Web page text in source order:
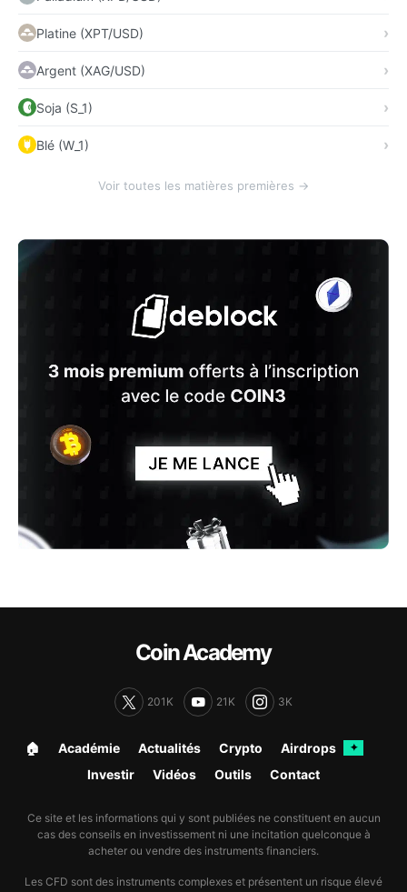
Platine (XPT/USD)
Argent (XAG/USD)
Soja (S_1)
Blé (W_1)
Voir toutes les matières premières →
Coin Academy
201K 21K 3K
🏠︎ Académie Actualités Crypto Airdrops ✦
Investir Vidéos Outils Contact
Ce site et les informations qui y sont publiées ne constituent en aucun
cas des conseils en investissement ni une incitation quelconque à
acheter ou vendre des instruments financiers.
Les CFD sont des instruments complexes et présentent un risque élevé